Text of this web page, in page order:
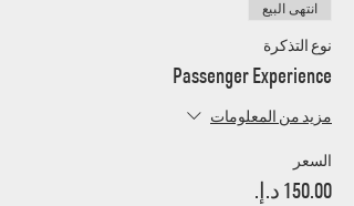
انتهى البيع
نوع التذكرة
Passenger Experience
مزيد من المعلومات
السعر